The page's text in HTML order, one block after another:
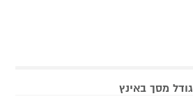
גודל מסך באינץ